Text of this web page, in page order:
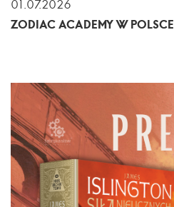
01.07.2026
ZODIAC ACADEMY W POLSCE